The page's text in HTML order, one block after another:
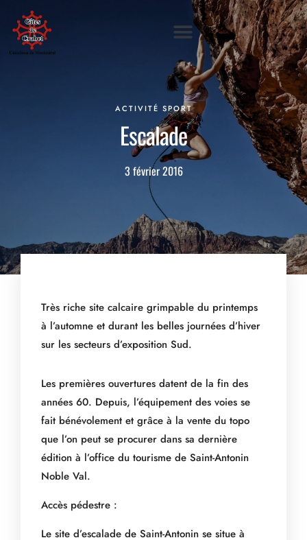
ACTIVITÉ SPORT
Escalade
3 février 2016
Très riche site calcaire grimpable du printemps
à l’automne et durant les belles journées d’hiver
sur les secteurs d’exposition Sud.
Les premières ouvertures datent de la fin des
années 60. Depuis, l’équipement des voies se
fait bénévolement et grâce à la vente du topo
que l’on peut se procurer dans sa dernière
édition à l’office du tourisme de Saint-Antonin
Noble Val.
Accès pédestre :
Le site d’escalade de Saint-Antonin se situe à